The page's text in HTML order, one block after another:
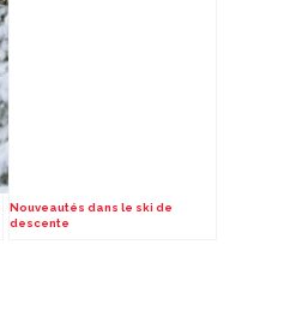
Nouveautés dans le ski de
descente